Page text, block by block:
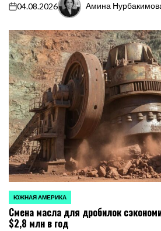
on
04.08.2026
Запись
Амина
ОПУБЛИКОВАНО
В
ЮЖНАЯ АМЕРИКА
Смена масла для дробилок
$2,8 млн в год